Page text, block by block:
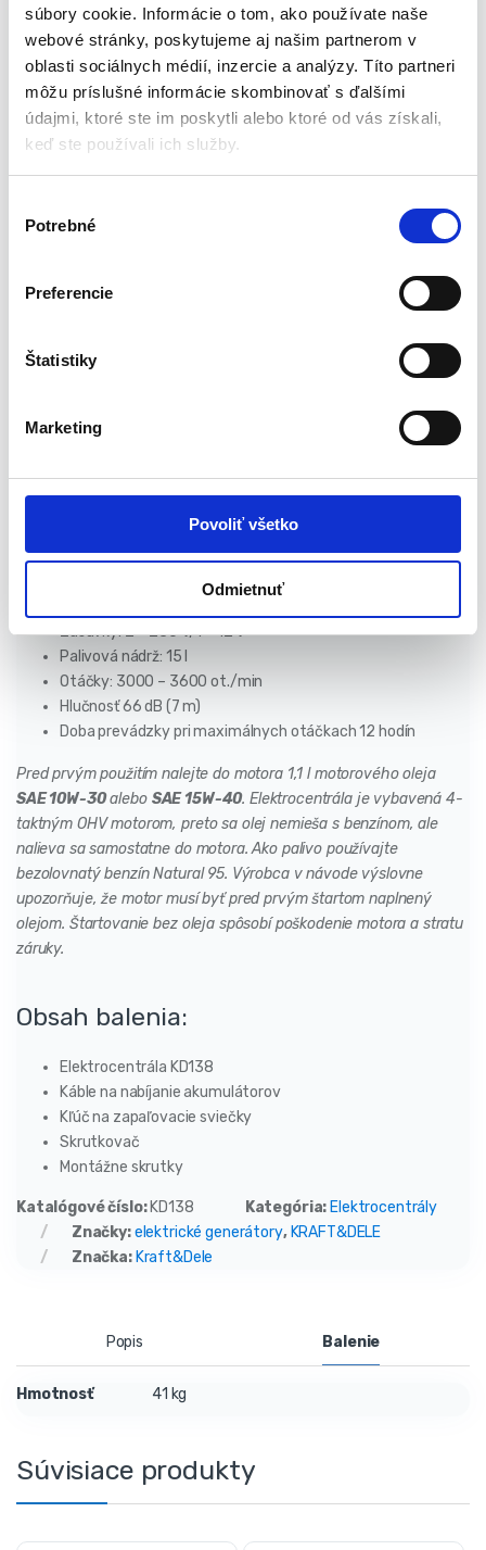
súbory cookie. Informácie o tom, ako používate naše
webové stránky, poskytujeme aj našim partnerom v
oblasti sociálnych médií, inzercie a analýzy. Títo partneri
môžu príslušné informácie skombinovať s ďalšími
údajmi, ktoré ste im poskytli alebo ktoré od vás získali,
keď ste používali ich služby.
Potrebné
Preferencie
Štatistiky
Marketing
Povoliť všetko
Odmietnuť
Maximálny výkon 3000 W –efektívne napájanie
elektrických zariadení
Technológia inteligentnej škrtiacej klapky –
automatické prispôsobenie otáčok motora záťaži
Štvortaktný motor –stabilná a úsporná prevádzka
generátora
Voltmeter –
pohodlná kontrola napätia počas prevádzky
obmedzenie vibrácií a väčšia
Elektrická poistka –
ochrana pred preťažením a zvýšená
pohodlná
preprava a skladovanie
Menovitý výkon: 2,8 kW
Druh paliva: benzín
Zásuvky: 2 × 230 V, 1 × 12 V
Palivová nádrž: 15 l
Otáčky: 3000 – 3600 ot./min
Hlučnosť 66 dB (7 m)
Doba prevádzky pri maximálnych otáčkach 12 hodín
Pred prvým použitím nalejte do motora 1,1 l motorového oleja
SAE 10W-30alebo SAE 15W-40. Elektrocentrála je vybavená 4-
taktným OHV motorom, preto sa olej nemieša s benzínom, ale
nalieva sa samostatne do motora. Ako palivo používajte
bezolovnatý benzín Natural 95. Výrobca v návode výslovne
upozorňuje, že motor musí byť pred prvým štartom naplnený
olejom. Štartovanie bez oleja spôsobí poškodenie motora a stratu
záruky.
Obsah balenia:
Elektrocentrála KD138
Káble na nabíjanie akumulátorov
Kľúč na zapaľovacie sviečky
Skrutkovač
Montážne skrutky
Katalógové číslo: KD138 Kategória: Elektrocentrály
Značky:elektrické generátory, KRAFT&DELE
Značka: Kraft&Dele
Popis Balenie
Hmotnosť 41 kg
Súvisiace produkty